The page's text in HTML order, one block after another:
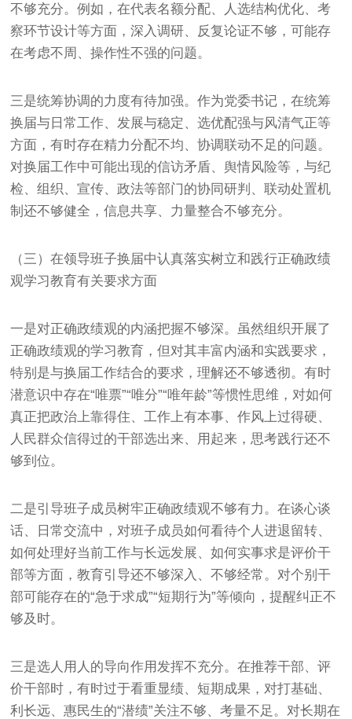
不够充分。例如，在代表名额分配、人选结构优化、考
察环节设计等方面，深入调研、反复论证不够，可能存
在考虑不周、操作性不强的问题。
三是统筹协调的力度有待加强。作为党委书记，在统筹
换届与日常工作、发展与稳定、选优配强与风清气正等
方面，有时存在精力分配不均、协调联动不足的问题。
对换届工作中可能出现的信访矛盾、舆情风险等，与纪
检、组织、宣传、政法等部门的协同研判、联动处置机
制还不够健全，信息共享、力量整合不够充分。
（三）在领导班子换届中认真落实树立和践行正确政绩
观学习教育有关要求方面
一是对正确政绩观的内涵把握不够深。虽然组织开展了
正确政绩观的学习教育，但对其丰富内涵和实践要求，
特别是与换届工作结合的要求，理解还不够透彻。有时
潜意识中存在“唯票”“唯分”“唯年龄”等惯性思维，对如何
真正把政治上靠得住、工作上有本事、作风上过得硬、
人民群众信得过的干部选出来、用起来，思考践行还不
够到位。
二是引导班子成员树牢正确政绩观不够有力。在谈心谈
话、日常交流中，对班子成员如何看待个人进退留转、
如何处理好当前工作与长远发展、如何实事求是评价干
部等方面，教育引导还不够深入、不够经常。对个别干
部可能存在的“急于求成”“短期行为”等倾向，提醒纠正不
够及时。
三是选人用人的导向作用发挥不充分。在推荐干部、评
价干部时，有时过于看重显绩、短期成果，对打基础、
利长远、惠民生的“潜绩”关注不够、考量不足。对长期在